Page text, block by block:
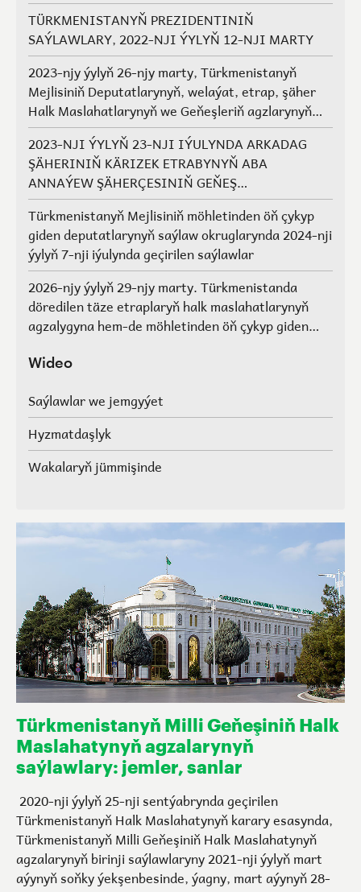
TÜRKMENISTANYŇ PREZIDENTINIŇ
SAÝLAWLARY, 2022-NJI ÝYLYŇ 12-NJI MARTY
2023-njy ýylyň 26-njy marty, Türkmenistanyň
Mejlisiniň Deputatlarynyň, welaýat, etrap, şäher
Halk Maslahatlarynyň we Geňeşleriň agzlarynyň
saýlawlary
2023-NJI ÝYLYŇ 23-NJI IÝULYNDA ARKADAG
ŞÄHERINIŇ KÄRIZEK ETRABYNYŇ ABA
ANNAÝEW ŞÄHERÇESINIŇ GEŇEŞ
AGZALARYNYŇ SAÝLAWLARY
Türkmenistanyň Mejlisiniň möhletinden öň çykyp
giden deputatlarynyň saýlaw okruglarynda 2024-nji
ýylyň 7-nji iýulynda geçirilen saýlawlar
2026-njy ýylyň 29-njy marty. Türkmenistanda
döredilen täze etraplaryň halk maslahatlarynyň
agzalygyna hem-de möhletinden öň çykyp giden
maslahatlarynyň we Geňeşleriň agzalarynyň ýerine
Wideo
Saýlawlar we jemgyýet
Hyzmatdaşlyk
Wakalaryň jümmişinde
Türkmenistanyň Milli Geňeşiniň Halk
Maslahatynyň agzalarynyň
saýlawlary: jemler, sanlar
2020-nji ýylyň 25-nji sentýabrynda geçirilen
Türkmenistanyň Halk Maslahatynyň karary esasynda,
Türkmenistanyň Milli Geňeşiniň Halk Maslahatynyň
agzalarynyň birinji saýlawlaryny 2021-nji ýylyň mart
aýynyň soňky ýekşenbesinde, ýagny, mart aýynyň 28-